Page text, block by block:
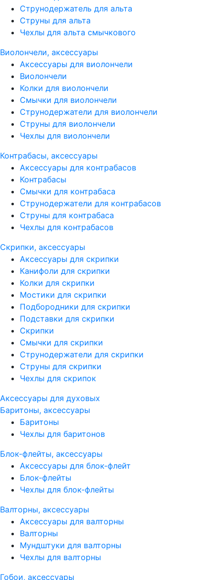
Струнодержатель для альта
Струны для альта
Чехлы для альта смычкового
Виолончели, аксессуары
Аксессуары для виолончели
Виолончели
Колки для виолончели
Смычки для виолончели
Струнодержатели для виолончели
Струны для виолончели
Чехлы для виолончели
Контрабасы, аксессуары
Аксессуары для контрабасов
Контрабасы
Смычки для контрабаса
Струнодержатели для контрабасов
Струны для контрабаса
Чехлы для контрабасов
Скрипки, аксессуары
Аксессуары для скрипки
Канифоли для скрипки
Колки для скрипки
Мостики для скрипки
Подбородники для скрипки
Подставки для скрипки
Скрипки
Смычки для скрипки
Струнодержатели для скрипки
Струны для скрипки
Чехлы для скрипок
Аксессуары для духовых
Баритоны, аксессуары
Баритоны
Чехлы для баритонов
Блок-флейты, аксессуары
Аксессуары для блок-флейт
Блок-флейты
Чехлы для блок-флейты
Валторны, аксессуары
Аксессуары для валторны
Валторны
Мундштуки для валторны
Чехлы для валторны
Гобои, аксессуары